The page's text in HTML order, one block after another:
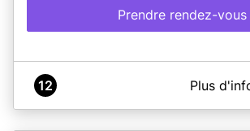
Prendre rendez-vous
A propos de Mairie de MIREPOIX
12 Plus